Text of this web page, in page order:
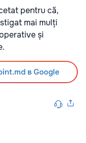
pentru că,
mai mulți
și
в Google